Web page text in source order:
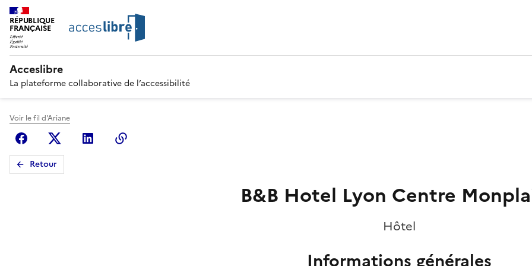
RÉPUBLIQUE
FRANÇAISE
Acceslibre
La plateforme collaborative de l’accessibilité
Voir le fil d'Ariane
FacebookX (anciennement Twitter)
Linkedin
Retour
B&B Hotel Lyon Centre
Hôtel
Informations générales